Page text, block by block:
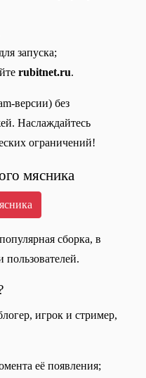
запуска;
rubitnet.ru.
версии) без
Наслаждайтесь
ограничений!
мясника
сборка, в
пользователей.
игрок и стример,
её появления;